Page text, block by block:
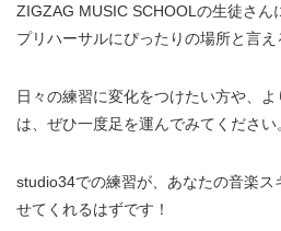
ZIGZAG MUSIC SCHOOLの生徒さん
プリハーサルにぴったりの場所と言え
日々の練習に変化をつけたい方や、
は、ぜひ一度足を運んでみてください
studio34での練習が、あなたの音楽ス
せてくれるはずです！